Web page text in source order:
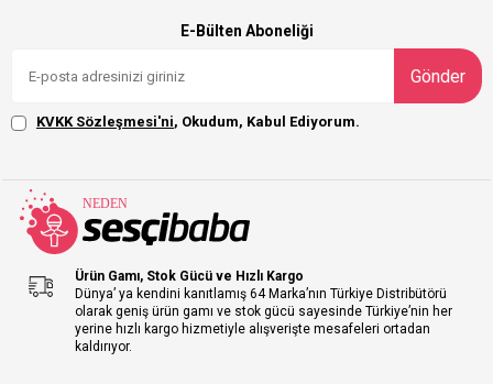
E-Bülten Aboneliği
Gönder
KVKK Sözleşmesi'ni, Okudum, Kabul Ediyorum.
Ürün Gamı, Stok Gücü ve Hızlı Kargo
Dünya’ ya kendini kanıtlamış 64 Marka’nın Türkiye Distribütörü
olarak geniş ürün gamı ve stok gücü sayesinde Türkiye’nin her
yerine hızlı kargo hizmetiyle alışverişte mesafeleri ortadan
kaldırıyor.